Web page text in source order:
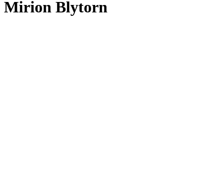
Mirion Blytorn